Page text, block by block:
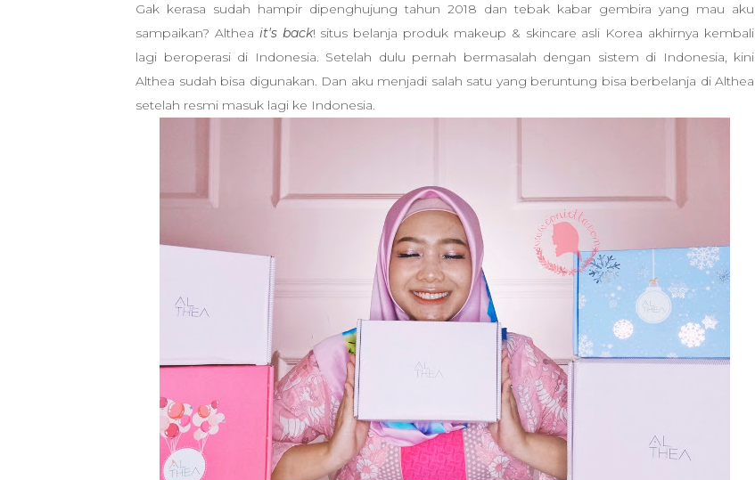
Gak kerasa sudah hampir dipenghujung tahun 2018 dan tebak kabar gembira yang mau aku
sampaikan? Althea it's back! situs belanja produk makeup & skincare asli Korea akhirnya kembali
lagi beroperasi di Indonesia. Setelah dulu pernah bermasalah dengan sistem di Indonesia, kini
Althea sudah bisa digunakan. Dan aku menjadi salah satu yang beruntung bisa berbelanja di Althea
setelah resmi masuk lagi ke Indonesia.